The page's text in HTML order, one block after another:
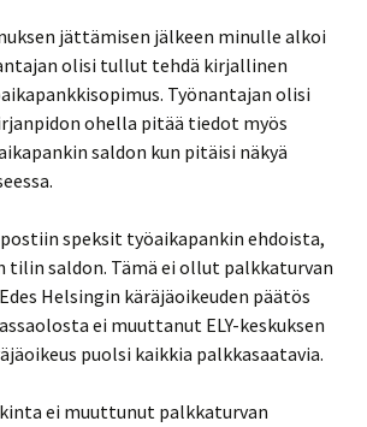
jättämisen jälkeen minulle alkoi
olisi tullut tehdä kirjallinen
Työnantajan olisi
ohella pitää tiedot myös
saldon kun pitäisi näkyä
speksit työaikapankin ehdoista,
tilin saldon. Tämä ei ollut palkkaturvan
Helsingin käräjäoikeuden päätös
ei muuttanut ELY-keskuksen
puolsi kaikkia palkkasaatavia.
ei muuttunut palkkaturvan